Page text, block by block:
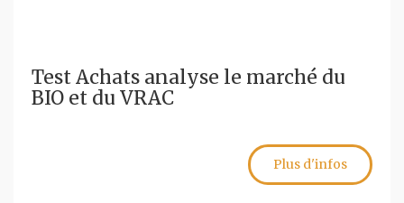
Test Achats analyse le marché du
BIO et du VRAC
Plus d'infos